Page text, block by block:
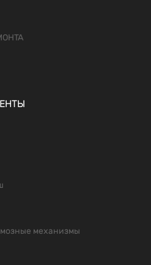
механизмы